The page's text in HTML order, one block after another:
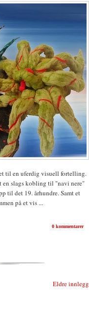
til en uferdig visuell fortelling.
en slags kobling til "navi nere"
til det 19. århundre. Samt et
på et vis ...
0 kommentarer
Eldre innlegg